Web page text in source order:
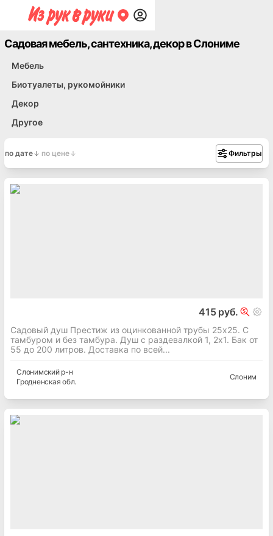
Садовая мебель, сантехника, декор в Слониме
Мебель
Биотуалеты, рукомойники
Декор
Другое
по дате по цене Фильтры
415 руб.
Садовый душ Престиж из оцинкованной трубы 25х25. С
тамбуром и без тамбура. Душ с раздевалкой 1, 2х1. Бак от
55 до 200 литров. Доставка по всей...
Слонимскийр-н
Гродненская обл.
Слоним